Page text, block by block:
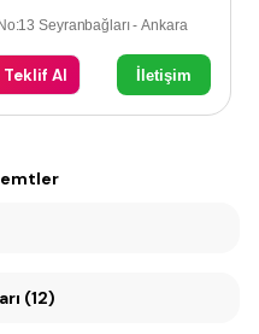
Seyranbağları - Ankara
Al İletişim
(12)